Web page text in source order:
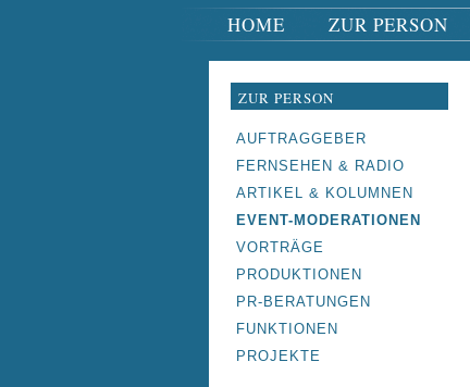
Navigation
überspringen
HOME ZUR PERSON
ZUR PERSON
NAVIGATION
ÜBERSPRINGEN
AUFTRAGGEBER
FERNSEHEN & RADIO
ARTIKEL & KOLUMNEN
EVENT-MODERATIONEN
VORTRÄGE
PRODUKTIONEN
PR-BERATUNGEN
FUNKTIONEN
PROJEKTE